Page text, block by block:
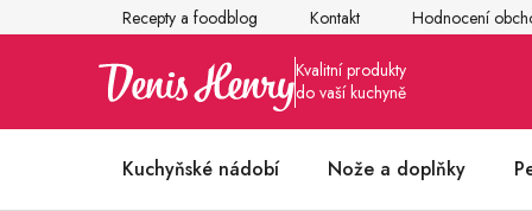
na
Recepty a foodblog Kontakt Hodnocení
Kuchyňské nádobí Nože a doplňky